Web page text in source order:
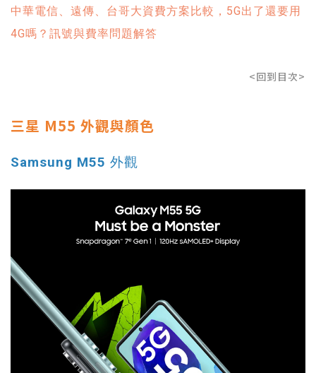
中華電信、遠傳、台哥大資費方案比較，5G出了還要用
4G嗎？訊號與費率問題解答
<回到目次>
三星 M55 外觀與顏色
Samsung M55 外觀